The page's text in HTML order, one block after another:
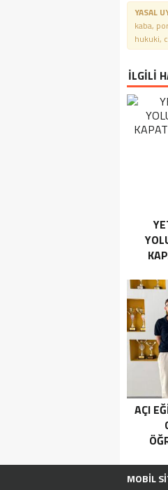
YASAL
kaba,
hukuki,
İLGİLİ
AÇI
MOBİL